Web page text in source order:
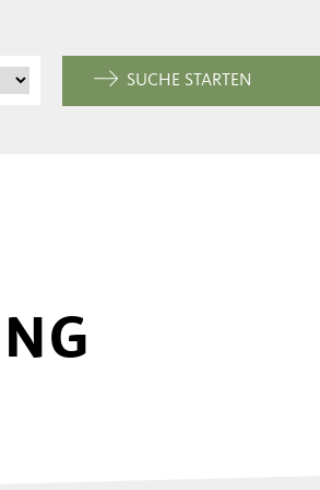
SUCHE STARTEN